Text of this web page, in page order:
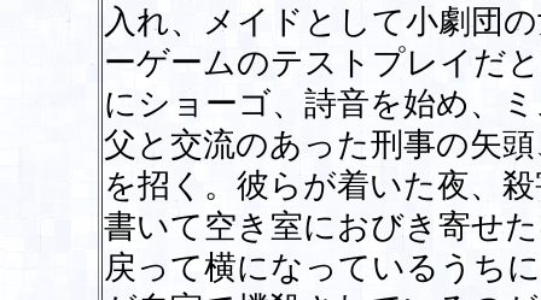
入れ、メイドとして小劇団
ーゲームのテストプレイだ
にショーゴ、詩音を始め、
父と交流のあった刑事の矢
を招く。彼らが着いた夜、
書いて空き室におびき寄せ
戻って横になっているうち